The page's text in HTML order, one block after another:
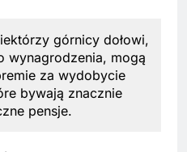
górnicy dołowi,
wynagrodzenia, mogą
za wydobycie
bywają znacznie
pensje.